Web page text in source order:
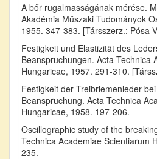
A bőr rugalmasságának mérése.
Akadémia Műszaki Tudományok
1955. 347-383. [Társszerz.: Pósa
Festigkeit und Elastizität des
Beanspruchungen. Acta Technica
Hungaricae, 1957. 291-310.
Festigkeit der Treibriemenleder
Beanspruchung. Acta Technica
Hungaricae, 1958. 197-206.
Oscillographic study of the
Technica Academiae Scientiarum
235.